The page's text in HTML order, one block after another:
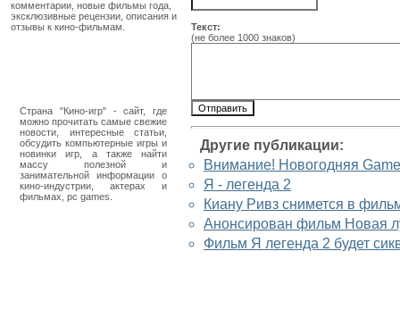
комментарии, новые фильмы года,
эксклюзивные рецензии, описания и
отзывы к кино-фильмам.
Страна "Кино-игр" - сайт, где
можно прочитать самые свежие
новости, интересные статьи,
обсудить компьютерные игры и
новинки игр, а также найти
массу полезной и
занимательной информации о
кино-индустрии, актерах и
фильмах, pc games.
Текст:
(не более 1000 знаков)
Другие публикации:
Внимание! Новогодняя
Я - легенда 2
Киану Ривз снимется в
Анонсирован фильм Новая
Фильм Я легенда 2 будет